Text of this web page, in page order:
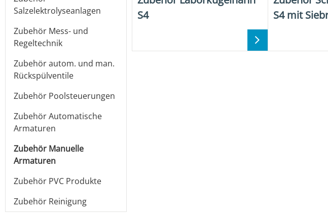
Salzelektrolyseanlagen
Zubehör Mess- und
Regeltechnik
Zubehör autom. und man.
Rückspülventile
Zubehör Poolsteuerungen
Zubehör Automatische
Armaturen
Zubehör Manuelle
Armaturen
Zubehör PVC Produkte
Zubehör Reinigung
S4
S4 mit